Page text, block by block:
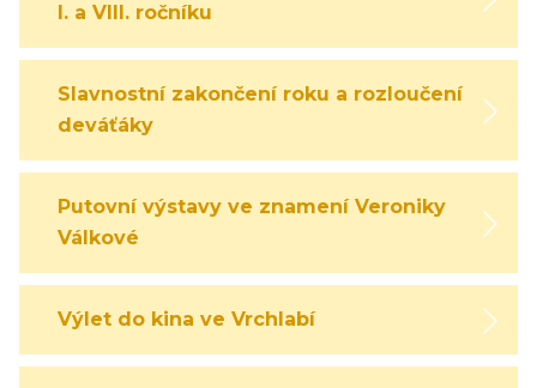
I. a VIII. ročníku
Slavnostní zakončení roku a rozloučení s
deváťáky
Putovní výstavy ve znamení Veroniky
Válkové
Výlet do kina ve Vrchlabí